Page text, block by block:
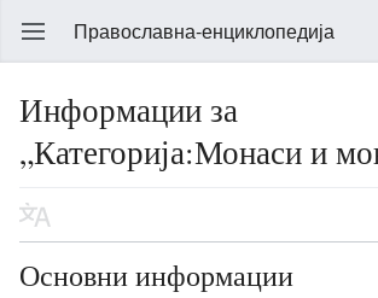
Православна-енциклопедија
Информации за
„Категорија:Монаси и
Основни информации